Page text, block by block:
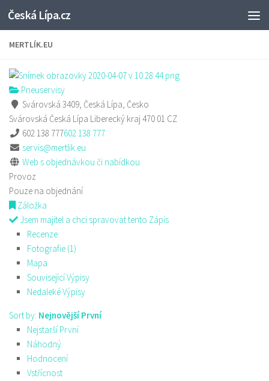
Skip to content
Česká Lípa.cz
MERTLÍK.EU
Pneuservisy
Svárovská 3409, Česká Lípa, Česko
Svárovská Česká Lípa Liberecký kraj470 01 CZ
602 138 777602 138 777
servis@mertlik.eu
Web s objednávkou či nabídkou
Provoz
Pouze na objednání
Záložka
Jsem majitel a chci spravovat tento Zápis
Recenze
Fotografie (1)
Mapa
Související Výpisy
Nedaleké Výpisy
Sort by: Nejnovější První
Nejstarší První
Náhodný
Hodnocení
Vstřícnost